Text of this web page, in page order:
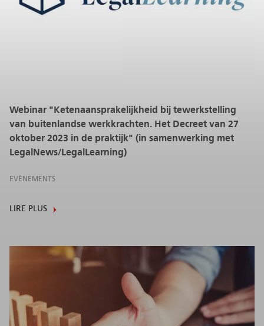
Webinar "Ketenaansprakelijkheid bij tewerkstelling
van buitenlandse werkkrachten. Het Decreet van 27
oktober 2023 in de praktijk" (in samenwerking met
LegalNews/LegalLearning)
EVÈNEMENTS
LIRE PLUS